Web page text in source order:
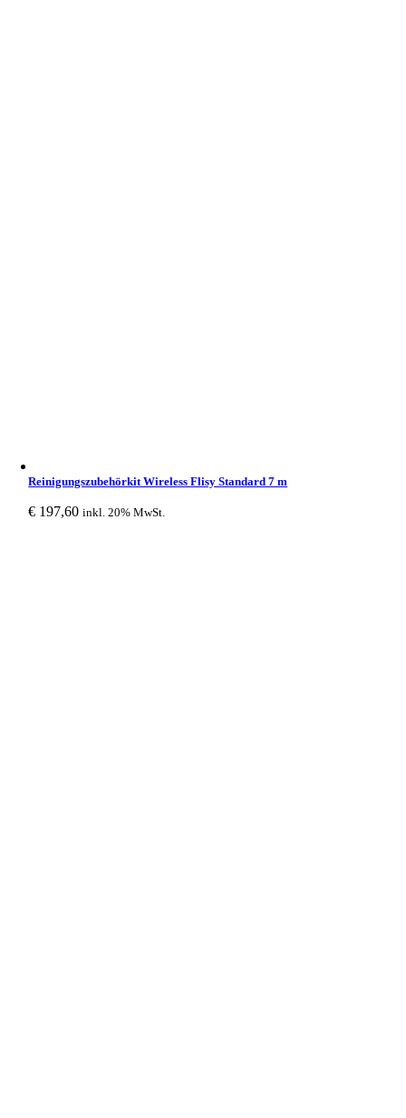
Reinigungszubehörkit Wireless Flisy Standard 7 m
€ 197,60 inkl. 20% MwSt.